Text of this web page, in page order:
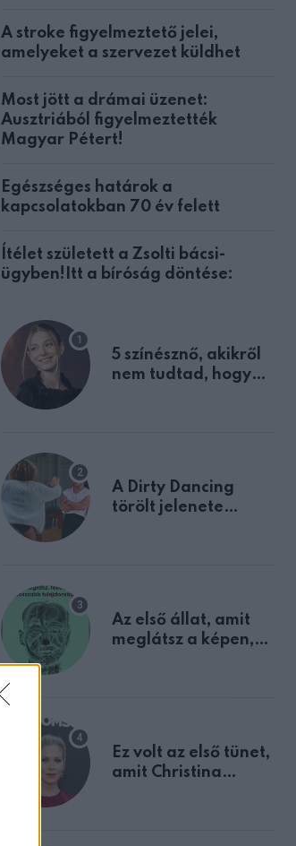
A stroke figyelmeztető jelei,
amelyeket a szervezet küldhet
Most jött a drámai üzenet:
Ausztriából figyelmeztették
Magyar Pétert!
Egészséges határok a
kapcsolatokban 70 év felett
Ítélet született a Zsolti bácsi-
ügyben!Itt a bíróság döntése:
5 színésznő, akikről
nem tudtad, hogy
A Dirty Dancing
törölt jelenete
Az első állat, amit
meglátsz a képen,
Ez volt az első tünet,
amit Christina